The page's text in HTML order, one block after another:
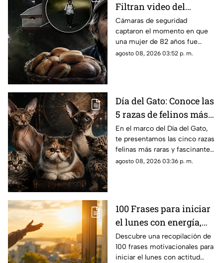
Filtran video del
asesinato de abuelita
vendedora de cemitas
en Puebla: le robaron
unos pesos
Cámaras de seguridad
captaron el momento en que
una mujer de 82 años fue
asesinada al regresar de
agosto 08, 2026 03:52 p. m.
Día del Gato: Conoce las
5 razas de felinos más
raras del mundo
En el marco del Día del Gato,
te presentamos las cinco razas
felinas más raras y fascinantes
del planeta por sus singulares
agosto 08, 2026 03:36 p. m.
100 Frases para iniciar
el lunes con energía,
motivación y éxito
Descubre una recopilación de
100 frases motivacionales para
iniciar el lunes con actitud